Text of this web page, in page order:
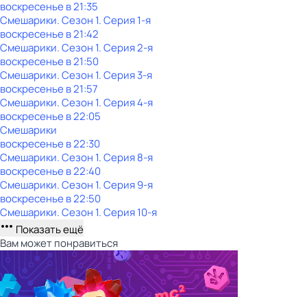
воскресенье в21:35
Смешарики. Сезон 1. Серия 1-я
воскресенье в21:42
Смешарики. Сезон 1. Серия 2-я
воскресенье в21:50
Смешарики. Сезон 1. Серия 3-я
воскресенье в21:57
Смешарики. Сезон 1. Серия 4-я
воскресенье в22:05
Смешарики
воскресенье в22:30
Смешарики. Сезон 1. Серия 8-я
воскресенье в22:40
Смешарики. Сезон 1. Серия 9-я
воскресенье в22:50
Смешарики. Сезон 1. Серия 10-я
Показать ещё
Вам может понравиться